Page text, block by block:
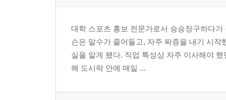
대학 스포츠 홍보 전문가로서 승승장구하다
슨은 말수가 줄어들고, 자주 짜증을 내기 시
실을 알게 됐다. 직업 특성상 자주 이사해야
해 도시락 안에 매일 ...